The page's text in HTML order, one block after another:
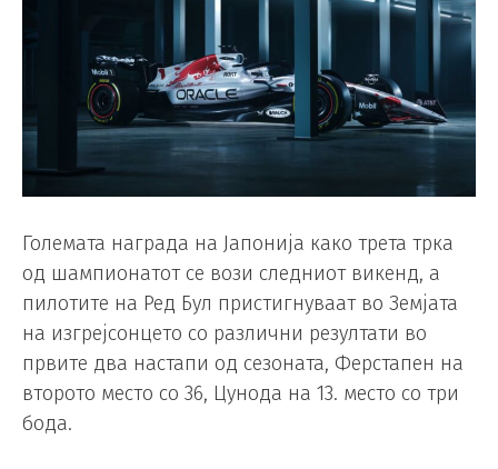
Големата награда на Јапонија како трета трка
од шампионатот се вози следниот викенд, а
пилотите на Ред Бул пристигнуваат во Земјата
на изгрејсонцето со различни резултати во
првите два настапи од сезоната, Ферстапен на
второто место со 36, Цунода на 13. место со три
бода.